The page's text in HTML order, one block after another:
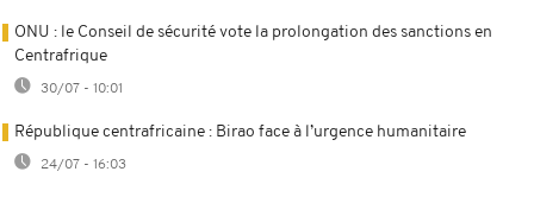
ONU : le Conseil de sécurité vote la prolongation des sanctions en
Centrafrique
30/07 - 10:01
République centrafricaine : Birao face à l’urgence humanitaire
24/07 - 16:03